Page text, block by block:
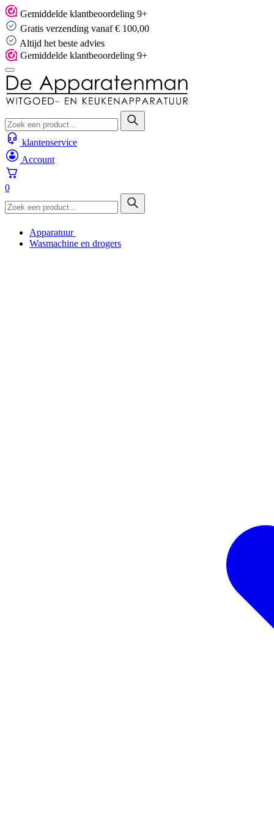
Skip
to
content
Gemiddelde klantbeoordeling 9+
Gratis verzending vanaf € 100,00
Altijd het beste advies
Gemiddelde klantbeoordeling 9+
klantenservice
Account
0
Apparatuur
Wasmachine en drogers